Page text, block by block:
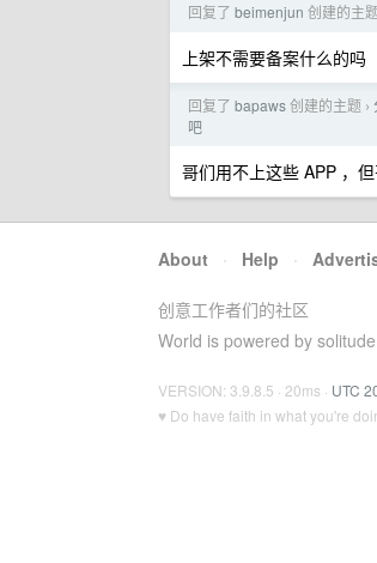
回复了 beimenjun 创建的主
上架不需要备案什么的吗
回复了 bapaws创建的主题 ›
吧
哥们用不上这些 APP ，
About · Help ·
创意工作者们的社区
World is powered by solitude
VERSION: 3.9.8.5 · 20ms · UTC
♥ Do have faith in what you're